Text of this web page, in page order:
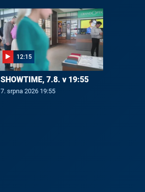
12:15
SHOWTIME, 7.8. v 19:55
7. srpna 2026 19:55